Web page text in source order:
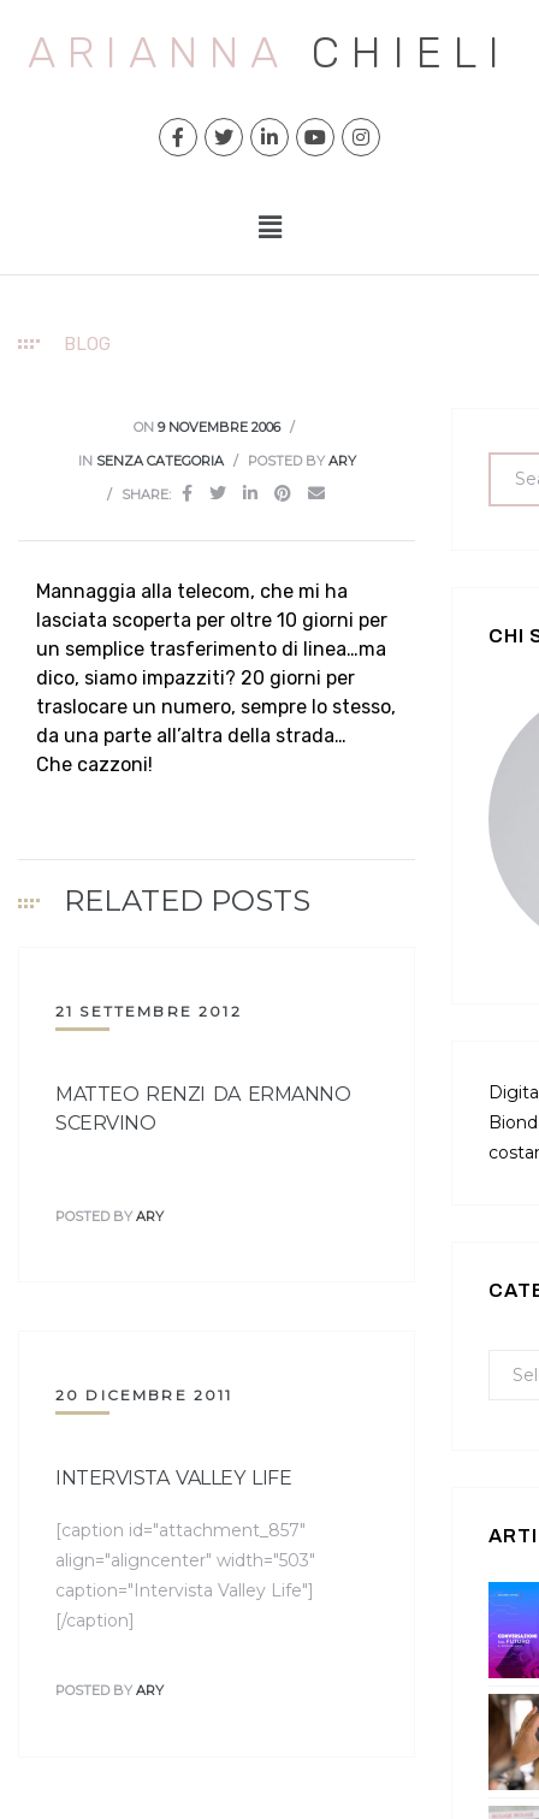
ARIANNA CHIELI
BLOG
ON 9 NOVEMBRE 2006
IN SENZA CATEGORIA POSTED BY ARY
SHARE:
Mannaggia alla telecom, che mi ha
lasciata scoperta per oltre 10 giorni per
un semplice trasferimento di linea…ma
dico, siamo impazziti? 20 giorni per
traslocare un numero, sempre lo stesso,
da una parte all’altra della strada…
Che cazzoni!
RELATED POSTS
21 SETTEMBRE 2012
MATTEO RENZI DA ERMANNO
SCERVINO
POSTED BY ARY
20 DICEMBRE 2011
INTERVISTA VALLEY LIFE
[caption id="attachment_857"
align="aligncenter" width="503"
caption="Intervista Valley Life"]
[/caption]
POSTED BY ARY
CHI